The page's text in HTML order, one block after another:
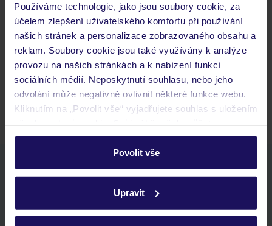
Používáme technologie, jako jsou soubory cookie, za
účelem zlepšení uživatelského komfortu při používání
našich stránek a personalizace zobrazovaného obsahu a
reklam. Soubory cookie jsou také využívány k analýze
provozu na našich stránkách a k nabízení funkcí
sociálních médií. Neposkytnutí souhlasu, nebo jeho
odvolání může negativně ovlivnit některé funkce webu.
Kliknutím na „Povolit vše“ vyjadřujete souhlas s uložením
personalizovat v sekci „Personalizace“.
Podrobné informace o souborech cookie naleznete v
ochrany osobních údajů.
Povolit vše
Upravit
Často kladené otázky
Jaké doklady jsou potřebné při cestování?
Budeme ubytováni ihned po příjezdu do hotelu?
Kam jít po přistání a vyzvednutí zavazadel?
Zobrazit další
seznam oblíbených nabídek a možnost jejich sdílení
historie vyhledávání a naposledy zobrazené nabídky